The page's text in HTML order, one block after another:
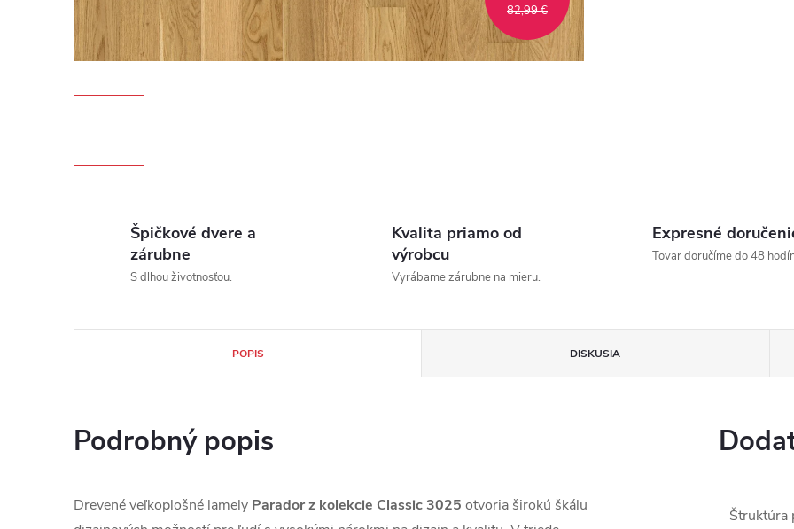
82,99 €
Špičkové dvere a
zárubne
S dlhou životnosťou.
Kvalita priamo od
výrobcu
Vyrábame zárubne na mieru.
Expresné
Tovar doručíme do 48
POPIS DISKUSIA
Podrobný popis
Drevené veľkoplošné lamely Parador z kolekcie Classic 3025 otvoria širokú škálu
Štruktúra